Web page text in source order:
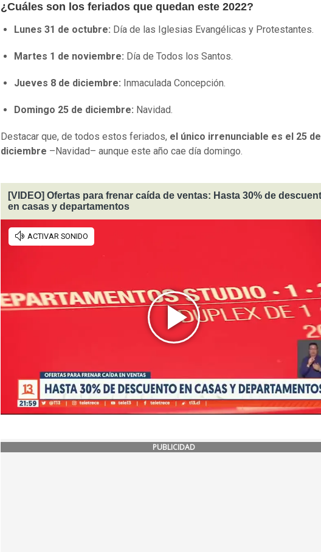
¿Cuáles son los feriados que quedan este 2022?
Lunes 31 de octubre: Día de las Iglesias Evangélicas y Protestantes.
Martes 1 de noviembre: Día de Todos los Santos.
Jueves 8 de diciembre: Inmaculada Concepción.
Domingo 25 de diciembre: Navidad.
Destacar que, de todos estos feriados, el único irrenunciable es el 25 de
diciembre –Navidad– aunque este año cae día domingo.
[VIDEO] Ofertas para frenar caída de ventas: Hasta 30% de
en casas y departamentos
PUBLICIDAD